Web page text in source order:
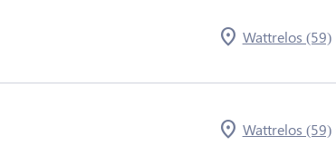
Wattrelos (59)
Wattrelos (59)